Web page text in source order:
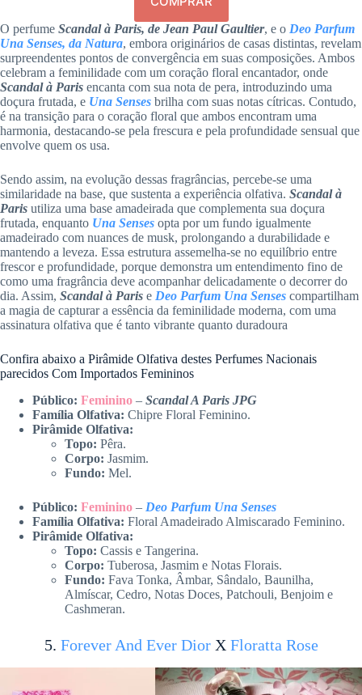
O perfume Scandal à Paris, de Jean Paul Gaultier, e o Deo Parfum
Una Senses, da Natura, embora originários de casas distintas, revelam
surpreendentes pontos de convergência em suas composições. Ambos
celebram a feminilidade com um coração floral encantador, onde
Scandal à Paris encanta com sua nota de pera, introduzindo uma
doçura frutada, e Una Senses brilha com suas notas cítricas. Contudo,
é na transição para o coração floral que ambos encontram uma
harmonia, destacando-se pela frescura e pela profundidade sensual que
envolve quem os usa.
Sendo assim, na evolução dessas fragrâncias, percebe-se uma
similaridade na base, que sustenta a experiência olfativa. Scandal à
Paris utiliza uma base amadeirada que complementa sua doçura
frutada, enquanto Una Senses opta por um fundo igualmente
amadeirado com nuances de musk, prolongando a durabilidade e
mantendo a leveza. Essa estrutura assemelha-se no equilíbrio entre
frescor e profundidade, porque demonstra um entendimento fino de
como uma fragrância deve acompanhar delicadamente o decorrer do
dia. Assim, Scandal à Paris e Deo Parfum Una Senses compartilham
a magia de capturar a essência da feminilidade moderna, com uma
assinatura olfativa que é tanto vibrante quanto duradoura
Confira abaixo a Pirâmide Olfativa destes Perfumes Nacionais
parecidos Com Importados Femininos
Público: Feminino – Scandal A Paris JPG
Família Olfativa: Chipre Floral Feminino.
Pirâmide Olfativa:
Topo: Pêra.
Corpo: Jasmim.
Fundo: Mel.
Público: Feminino – Deo Parfum Una Senses
Família Olfativa: Floral Amadeirado Almiscarado Feminino.
Pirâmide Olfativa:
Topo: Cassis e Tangerina.
Corpo: Tuberosa, Jasmim e Notas Florais.
Fundo: Fava Tonka, Âmbar, Sândalo, Baunilha,
Almíscar, Cedro, Notas Doces, Patchouli, Benjoim e
Cashmeran.
5. Forever And Ever DiorX Floratta Rose